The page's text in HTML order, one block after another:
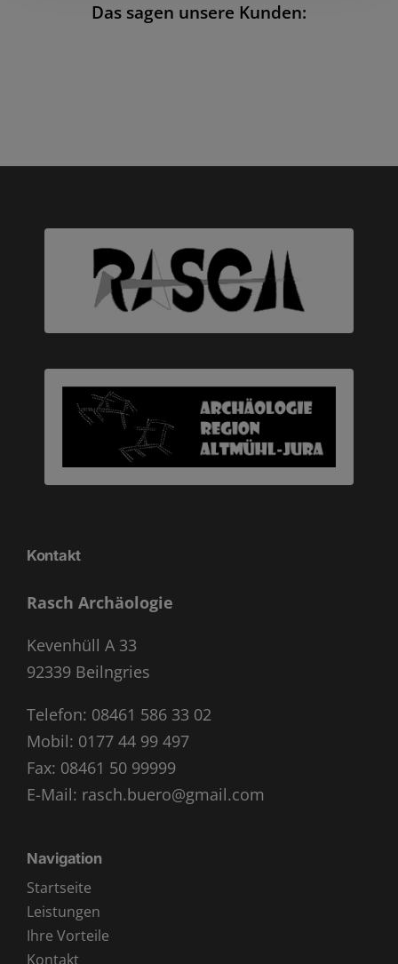
Das sagen unsere Kunden:
Kontakt
Rasch Archäologie
Kevenhüll A 33
92339 Beilngries
Telefon: 08461 586 33 02
Mobil: 0177 44 99 497
Fax: 08461 50 99999
E-Mail: rasch.buero@gmail.com
Navigation
Startseite
Leistungen
Ihre Vorteile
Kontakt